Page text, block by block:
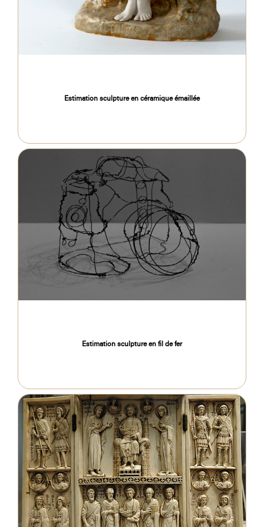
Estimation sculpture en céramique émaillée
Estimation sculpture en fil de fer